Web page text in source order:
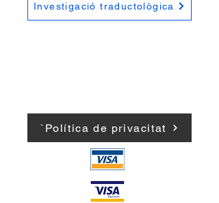
Investigació traductològica
`Política de privacitat